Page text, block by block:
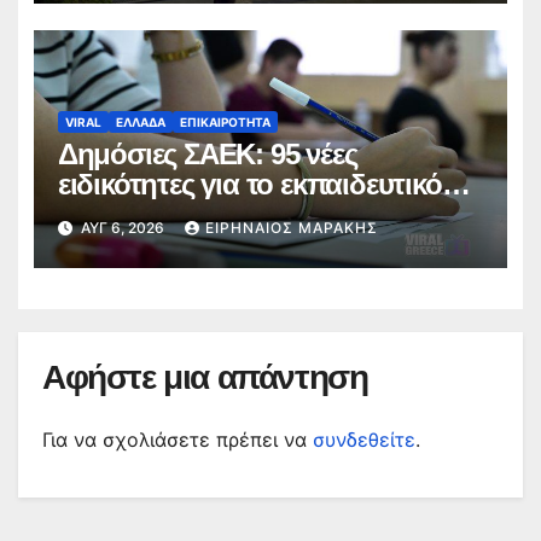
VIRAL ΕΛΛΑΔΑ ΕΠΙΚΑΙΡΟΤΗΤΑ
Δημόσιες ΣΑΕΚ: 95 νέες
ειδικότητες για το εκπαιδευτικό
έτος 2026-2027
ΑΥΓ 6, 2026 ΕΙΡΗΝΑΊΟΣ ΜΑΡΆΚΗΣ
Αφήστε μια απάντηση
Για να σχολιάσετε πρέπει να συνδεθείτε.